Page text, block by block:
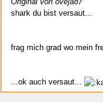
shark du bist versaut...
frag mich grad wo mein
...ok auch versaut...